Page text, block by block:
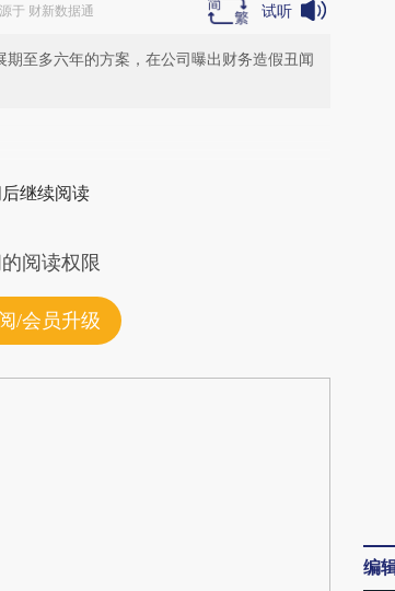
于 财新数据通 试听
至多六年的方案，在公司曝出财务造假丑闻
新观点和立场。推荐点击链接阅读
继续阅读
阅读权限
/会员升级
编